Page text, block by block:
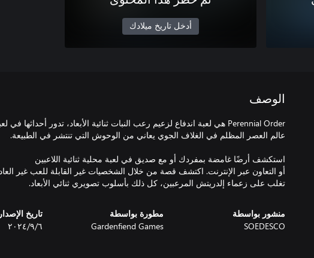
أدخل تاريخ ميلادك
الوصف
تغلب على زعماء إلدريتش المرعبين، كل ذلك بأسلوب تصويري ثنائي الأبعاد.
منشور بواسطة
SOEDESCO
مطورة بواسطة
Gardenfiend Games
تاريخ الإصدار
٦‏/٩‏/٢٠٢٤